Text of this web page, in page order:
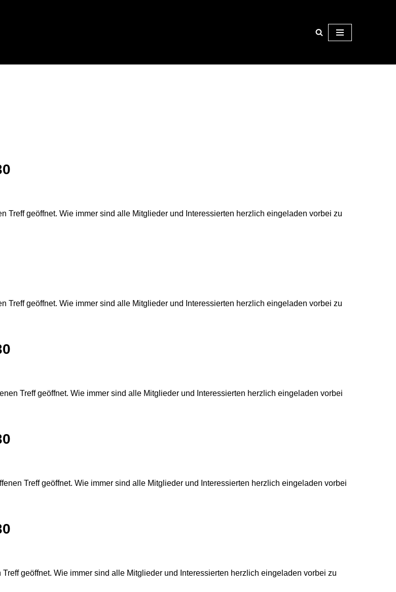
Treff geöffnet. Wie immer sind alle Mitglieder und Interessierten herzlich eingeladen vorbei zu
Treff geöffnet. Wie immer sind alle Mitglieder und Interessierten herzlich eingeladen vorbei zu
Treff geöffnet. Wie immer sind alle Mitglieder und Interessierten herzlich eingeladen vorbei
Treff geöffnet. Wie immer sind alle Mitglieder und Interessierten herzlich eingeladen vorbei
geöffnet. Wie immer sind alle Mitglieder und Interessierten herzlich eingeladen vorbei zu